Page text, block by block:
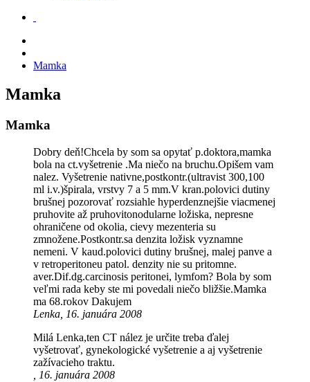
Mamka
Mamka
Mamka
Dobry deň!Chcela by som sa opytať p.doktora,mamka
bola na ct.vyšetrenie .Ma niečo na bruchu.Opišem vam
nalez. Vyšetrenie nativne,postkontr.(ultravist 300,100
ml i.v.)špirala, vrstvy 7 a 5 mm.V kran.polovici dutiny
brušnej pozorovať rozsiahle hyperdenznejšie viacmenej
pruhovite až pruhovitonodularne ložiska, nepresne
ohraničene od okolia, cievy mezenteria su
zmnožene.Postkontr.sa denzita ložisk vyznamne
nemeni. V kaud.polovici dutiny brušnej, malej panve a
v retroperitoneu patol. denzity nie su pritomne.
aver.Dif.dg.carcinosis peritonei, lymfom? Bola by som
veľmi rada keby ste mi povedali niečo bližšie.Mamka
ma 68.rokov Dakujem
Lenka, 16. januára 2008
Milá Lenka,ten CT nález je určite treba ďalej
vyšetrovať, gynekologické vyšetrenie a aj vyšetrenie
zažívacieho traktu.
, 16. januára 2008